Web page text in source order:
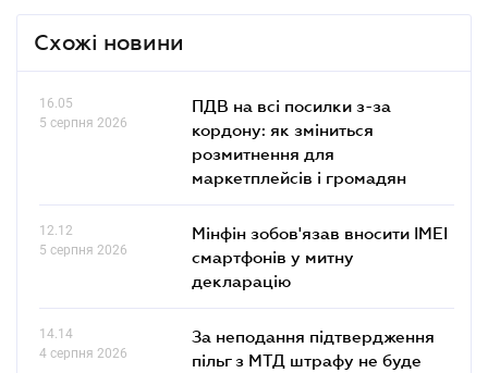
Схожі новини
16.05
5 серпня 2026
ПДВ на всі посилки з-за
кордону: як зміниться
розмитнення для
маркетплейсів і громадян
12.12
5 серпня 2026
Мінфін зобов'язав вносити IMEI
смартфонів у митну
декларацію
14.14
4 серпня 2026
За неподання підтвердження
пільг з МТД штрафу не буде